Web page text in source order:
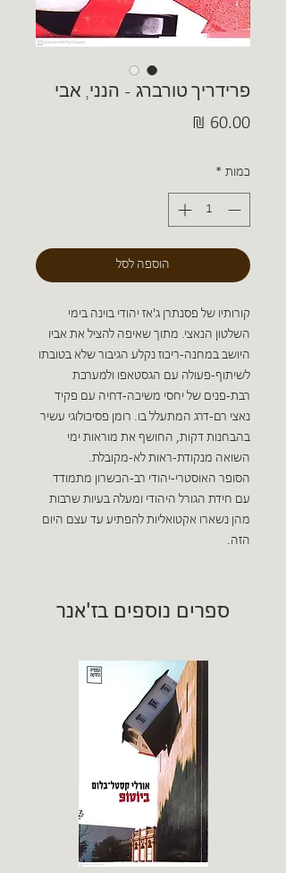
פרידריך טורברג - הנני, אבי
כמות *
הוספה לסל
קורותיו של פסנתרן ג'אז יהודי בוינה בימי
השלטון הנאצי. מתוך שאיפה להציל את אביו
היושב במחנה-ריכוז נקלע הגיבור שלא בטובתו
לשיתוף-פעולה עם הגסטאפו ולמערכת
רבת-פנים של יחסי משיכה-דחיה עם פקיד
נאצי רם-דרג המתעלל בו. רומן פסיכולוגי עשיר
בהבחנות דקות, החושף את מוראות ימי
השואה מנקודת-ראות לא-מקובלת.
הסופר האוסטרי-יהודי רב-הכשרון מתמודד
עם חידת הגורל היהודי ומעלה בעיות שרבות
מהן נשארו אקטואליות להפתיע עד עצם היום
הזה.
ספרים נוספים בז'אנר